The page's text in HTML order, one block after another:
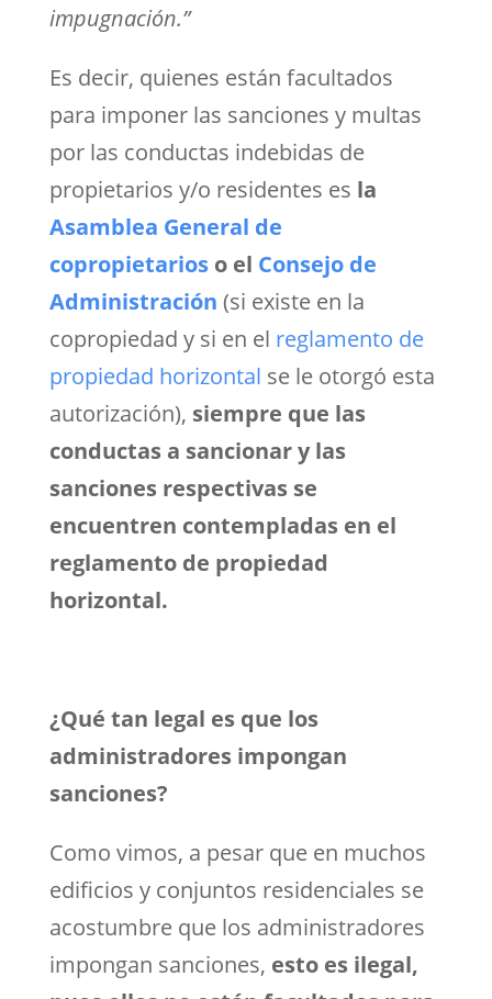
impugnación.”
Es decir, quienes están facultados
para imponer las sanciones y multas
por las conductas indebidas de
propietarios y/o residentes es la
Asamblea General de
copropietarioso el Consejo de
Administración (si existe en la
copropiedad y si en el reglamento de
propiedad horizontal se le otorgó esta
autorización), siempre que las
conductas a sancionar y las
sanciones respectivas se
encuentren contempladas en el
reglamento de propiedad
horizontal.
¿Qué tan legal es que los
administradores impongan
sanciones?
Como vimos, a pesar que en muchos
edificios y conjuntos residenciales se
acostumbre que los administradores
impongan sanciones, esto es ilegal,